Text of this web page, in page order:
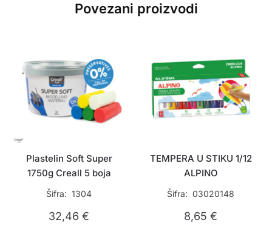
Povezani proizvodi
Plastelin Soft Super
1750g Creall 5 boja
Šifra: 1304
32,46€
TEMPERA U STIKU 1/12
ALPINO
Šifra: 03020148
8,65€